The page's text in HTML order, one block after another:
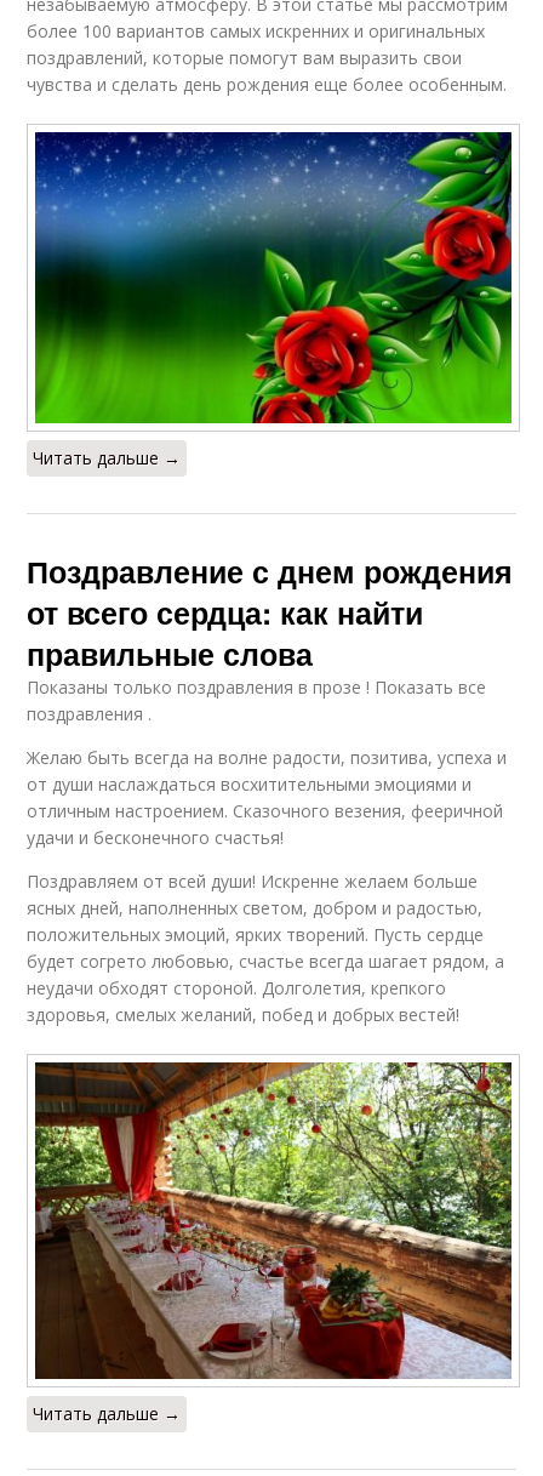
незабываемую атмосферу. В этой статье мы рассмотрим
более 100 вариантов самых искренних и оригинальных
поздравлений, которые помогут вам выразить свои
чувства и сделать день рождения еще более особенным.
Читать дальше →
Поздравление с днем рождения
от всего сердца: как найти
правильные слова
Показаны только поздравления в прозе ! Показать все
поздравления .
Желаю быть всегда на волне радости, позитива, успеха и
от души наслаждаться восхитительными эмоциями и
отличным настроением. Сказочного везения, фееричной
удачи и бесконечного счастья!
Поздравляем от всей души! Искренне желаем больше
ясных дней, наполненных светом, добром и радостью,
положительных эмоций, ярких творений. Пусть сердце
будет согрето любовью, счастье всегда шагает рядом, а
неудачи обходят стороной. Долголетия, крепкого
здоровья, смелых желаний, побед и добрых вестей!
Читать дальше →